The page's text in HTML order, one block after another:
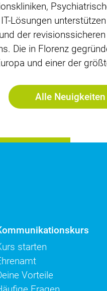
Lösungen
der
Die in Florenz
und einer der
Alle Neuigkeiten
starten
Vorteile